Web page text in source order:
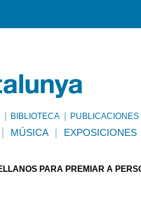
BIBLIOTECA PUBLICACIONES
MÚSICA EXPOSICIONES
PARA PREMIAR A